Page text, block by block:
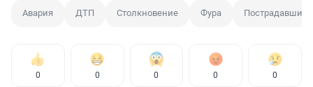
Авария ДТП Столкновение Фура Пострадавший
0 0 0 0 0